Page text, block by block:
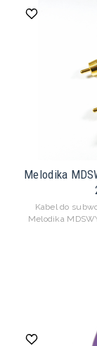
Melodika
Kabel do
Melodika